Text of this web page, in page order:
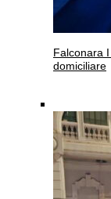
Falconara
domiciliare